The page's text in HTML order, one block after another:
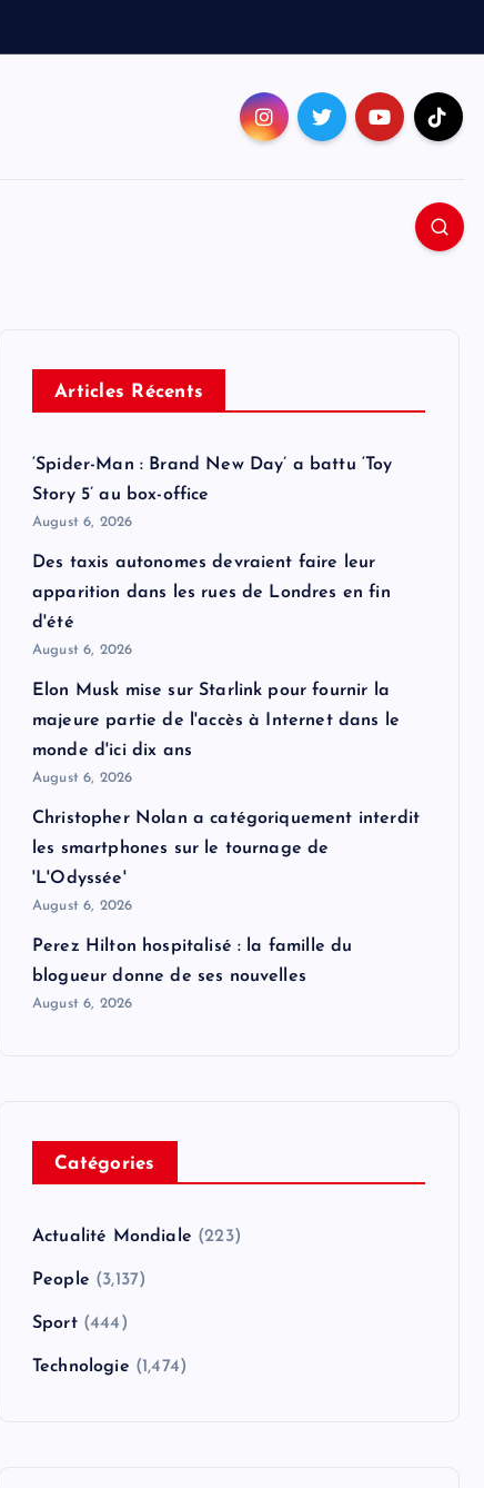
Articles Récents
‘Spider-Man : Brand New Day’ a battu ‘Toy
Story 5’ au box-office
August 6, 2026
Des taxis autonomes devraient faire leur
apparition dans les rues de Londres en fin
d'été
August 6, 2026
Elon Musk mise sur Starlink pour fournir la
majeure partie de l'accès à Internet dans le
monde d'ici dix ans
August 6, 2026
Christopher Nolan a catégoriquement interdit
les smartphones sur le tournage de
'L'Odyssée'
August 6, 2026
Perez Hilton hospitalisé : la famille du
blogueur donne de ses nouvelles
August 6, 2026
Catégories
Actualité Mondiale (223)
People (3,137)
Sport(444)
Technologie (1,474)